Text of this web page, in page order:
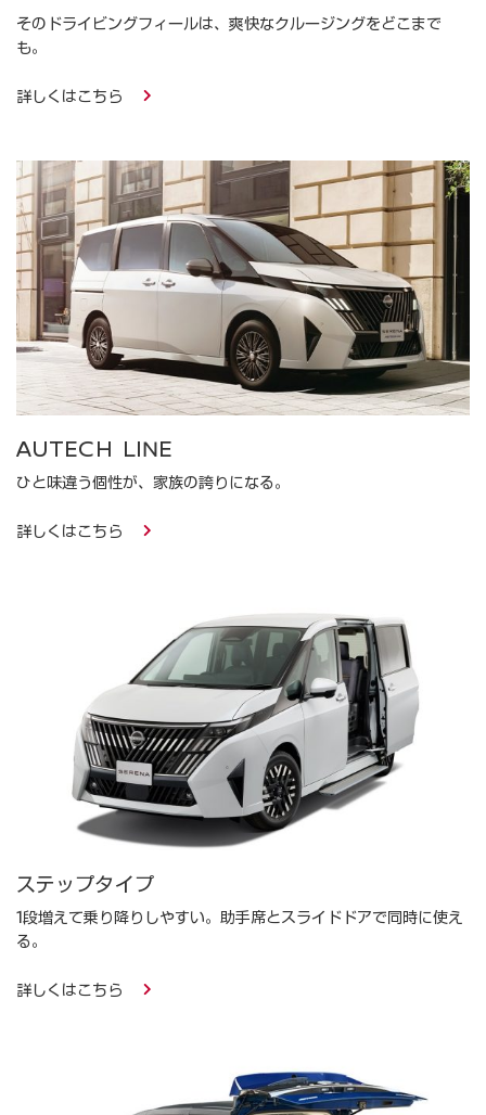
そのドライビングフィールは、爽快なクルージングをどこまで
も。​
詳しくはこちら
AUTECH LINE
ひと味違う個性が、家族の誇りになる。​
詳しくはこちら
ステップタイプ
1段増えて乗り降りしやすい。助手席とスライドドアで同時に使え
る。
詳しくはこちら